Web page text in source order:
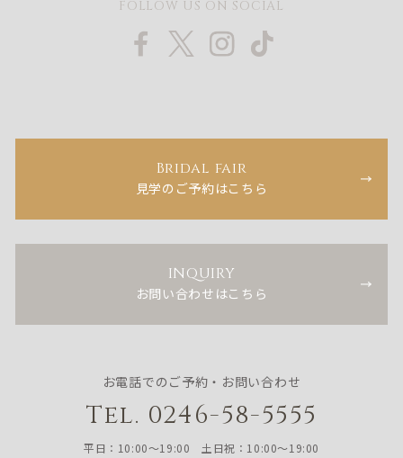
FOLLOW US ON SOCIAL
Bridal fair
見学のご予約はこちら
INQUIRY
お問い合わせはこちら
お電話でのご予約・お問い合わせ
Tel. 0246-58-5555
平日：10:00〜19:00 土日祝：10:00〜19:00